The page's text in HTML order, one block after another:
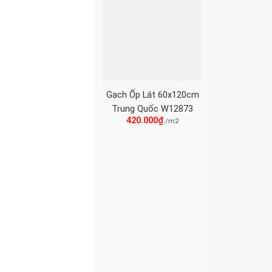
Gạch Ốp Lát 60x120cm
Trung Quốc W12873
420.000₫ /m2